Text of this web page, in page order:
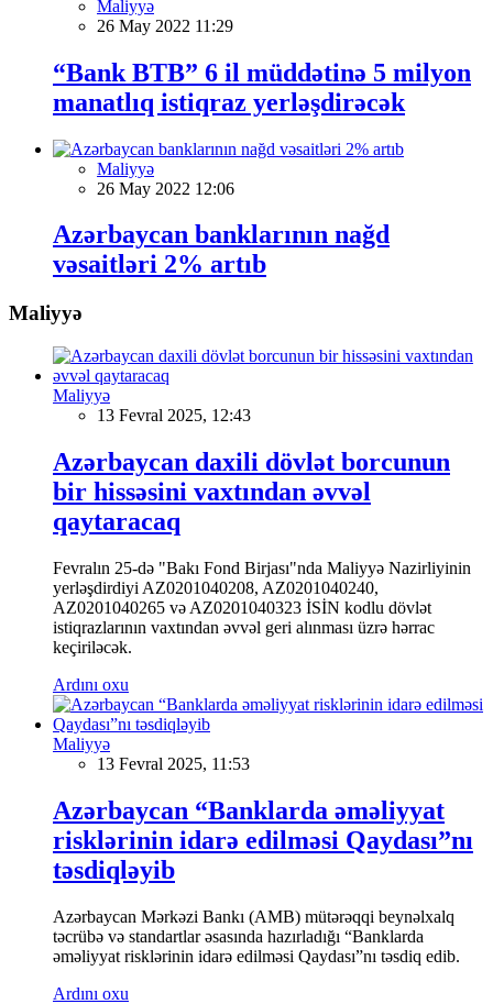
Maliyyə
26 May 2022 11:29
“Bank BTB” 6 il müddətinə 5 milyon
manatlıq istiqraz yerləşdirəcək
Maliyyə
26 May 2022 12:06
Azərbaycan banklarının nağd
vəsaitləri 2% artıb
Maliyyə
Maliyyə
13 Fevral 2025, 12:43
Azərbaycan daxili dövlət borcunun
bir hissəsini vaxtından əvvəl
qaytaracaq
Fevralın 25-də "Bakı Fond Birjası"nda Maliyyə Nazirliyinin
yerləşdirdiyi AZ0201040208, AZ0201040240,
AZ0201040265 və AZ0201040323 İSİN kodlu dövlət
istiqrazlarının vaxtından əvvəl geri alınması üzrə hərrac
keçiriləcək.
Ardını oxu
Maliyyə
13 Fevral 2025, 11:53
Azərbaycan “Banklarda əməliyyat
risklərinin idarə edilməsi Qaydası”nı
təsdiqləyib
Azərbaycan Mərkəzi Bankı (AMB) mütərəqqi beynəlxalq
təcrübə və standartlar əsasında hazırladığı “Banklarda
əməliyyat risklərinin idarə edilməsi Qaydası”nı təsdiq edib.
Ardını oxu